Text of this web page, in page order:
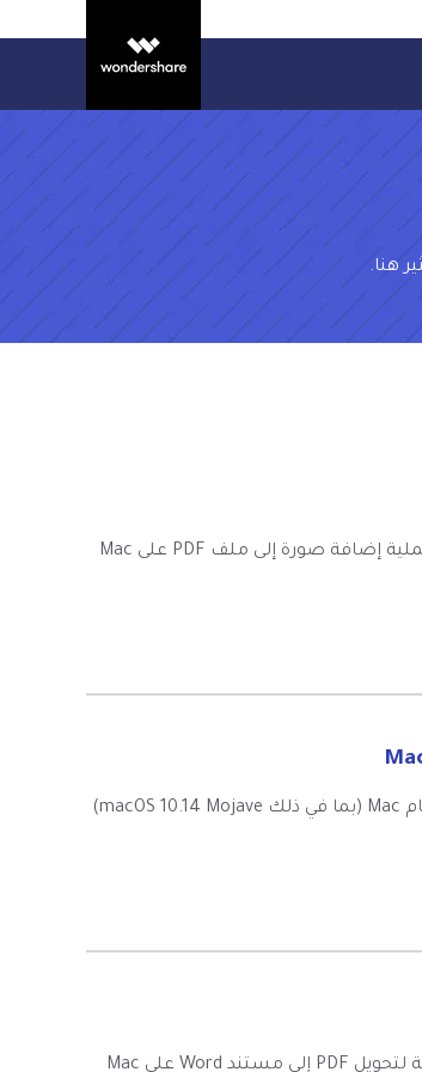
لا أعرف كيفية إضافة صورة إلى PDF على ماك؟ سيرشدك هذا البرنامج التعليمي خلال عملية إضافة صورة إلى ملف PDF على Mac
إن تقسيم PDF على ماك بسيط جدا ويمكنك العثور على أفضل برنامج تقسيم pdf لنظام Mac (بما في ذلك macOS 10.14 Mojave)
يعتبر تحويل PDF إلى Word على Mac سهلاً مثل 1،2،3. Here're أعلى 5 طرق سهلة مجانية لتحويل PDF إلى مستند Word على Mac